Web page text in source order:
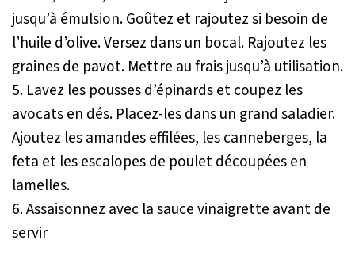
jusqu’à émulsion. Goûtez et rajoutez si besoin de
l’huile d’olive. Versez dans un bocal. Rajoutez les
graines de pavot. Mettre au frais jusqu’à utilisation.
5. Lavez les pousses d’épinards et coupez les
avocats en dés. Placez-les dans un grand saladier.
Ajoutez les amandes effilées, les canneberges, la
feta et les escalopes de poulet découpées en
lamelles.
6. Assaisonnez avec la sauce vinaigrette avant de
servir